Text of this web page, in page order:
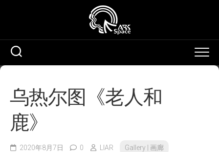
乌热尔图《老人和
鹿》
2020年8月7日 0 LIAR Gallery | 画廊